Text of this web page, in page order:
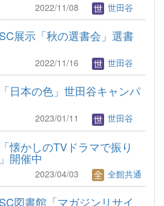
2022/11/08 世田谷
展示「秋の選書会」選書
2022/11/16 世田谷
日本の色」世田谷キャンパ
2023/01/11 世田谷
懐かしのTVドラマで振り
開催中
2023/04/03 全館共通
図書館「マガジンリサイ